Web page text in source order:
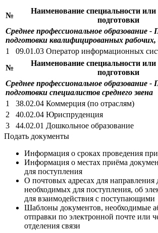
№
Наименование специальности
подготовки
Среднее профессиональное образование
подготовки квалифицированных
1
09.01.03 Оператор информационных
№
Наименование специальности
подготовки
Среднее профессиональное образование
подготовки специалистов среднего звена
1
38.02.04 Коммерция (по отраслям)
2
40.02.04 Юриспруденция
3
44.02.01 Дошкольное образование
Подать документы
Информация о сроках проведения
Информация о местах приёма
для поступления
О почтовых адресах для направления
необходимых для поступления, об
для взаимодействия с поступающими
Шаблоны документов, необходимые
отправки по электронной почте или
отделения связи